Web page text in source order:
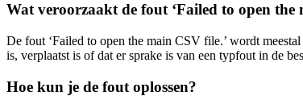
Wat veroorzaakt de fout ‘Failed to open the
De fout ‘Failed to open the main CSV file.’ wordt
is, verplaatst is of dat er sprake is van een typfout in de
Hoe kun je de fout oplossen?